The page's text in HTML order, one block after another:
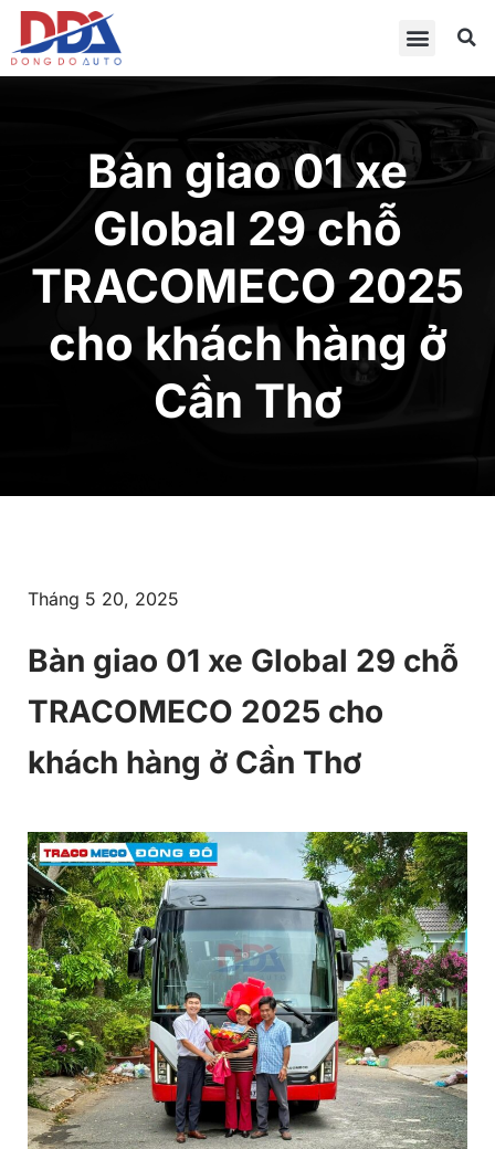
Bàn giao 01 xe
Global 29 chỗ
TRACOMECO 2025
cho khách hàng ở
Cần Thơ
Tháng 5 20, 2025
Bàn giao 01 xe Global 29 chỗ
TRACOMECO 2025 cho
khách hàng ở Cần Thơ